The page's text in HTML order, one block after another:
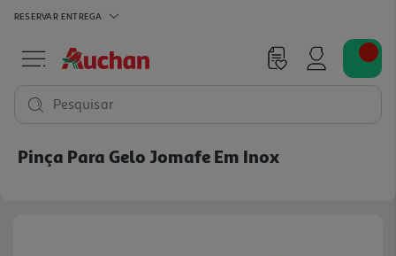
RESERVAR ENTREGA
Pesquisar
Pinça Para Gelo Jomafe Em Inox